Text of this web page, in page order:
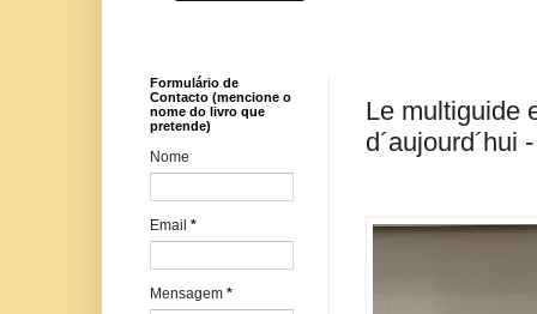
Le multiguide
d´aujourd´hui
Formulário de
Contacto (mencione o
nome do livro que
pretende)
Nome
Email *
Mensagem *